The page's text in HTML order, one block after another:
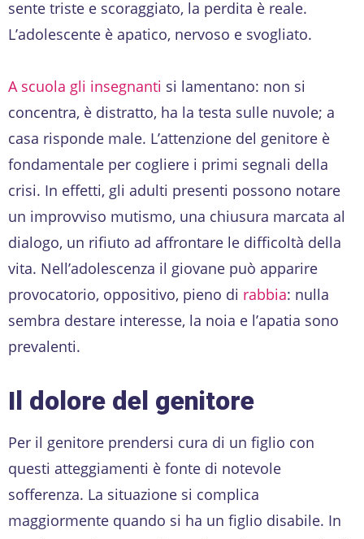
sente triste e scoraggiato, la perdita è reale.
L’adolescente è apatico, nervoso e svogliato.
A scuola gli insegnanti si lamentano: non si
concentra, è distratto, ha la testa sulle nuvole; a
casa risponde male. L’attenzione del genitore è
fondamentale per cogliere i primi segnali della
crisi. In effetti, gli adulti presenti possono notare
un improvviso mutismo, una chiusura marcata al
dialogo, un rifiuto ad affrontare le difficoltà della
vita. Nell’adolescenza il giovane può apparire
provocatorio, oppositivo, pieno di rabbia: nulla
sembra destare interesse, la noia e l’apatia sono
prevalenti.
Il dolore del genitore
Per il genitore prendersi cura di un figlio con
questi atteggiamenti è fonte di notevole
sofferenza. La situazione si complica
maggiormente quando si ha un figlio disabile. In